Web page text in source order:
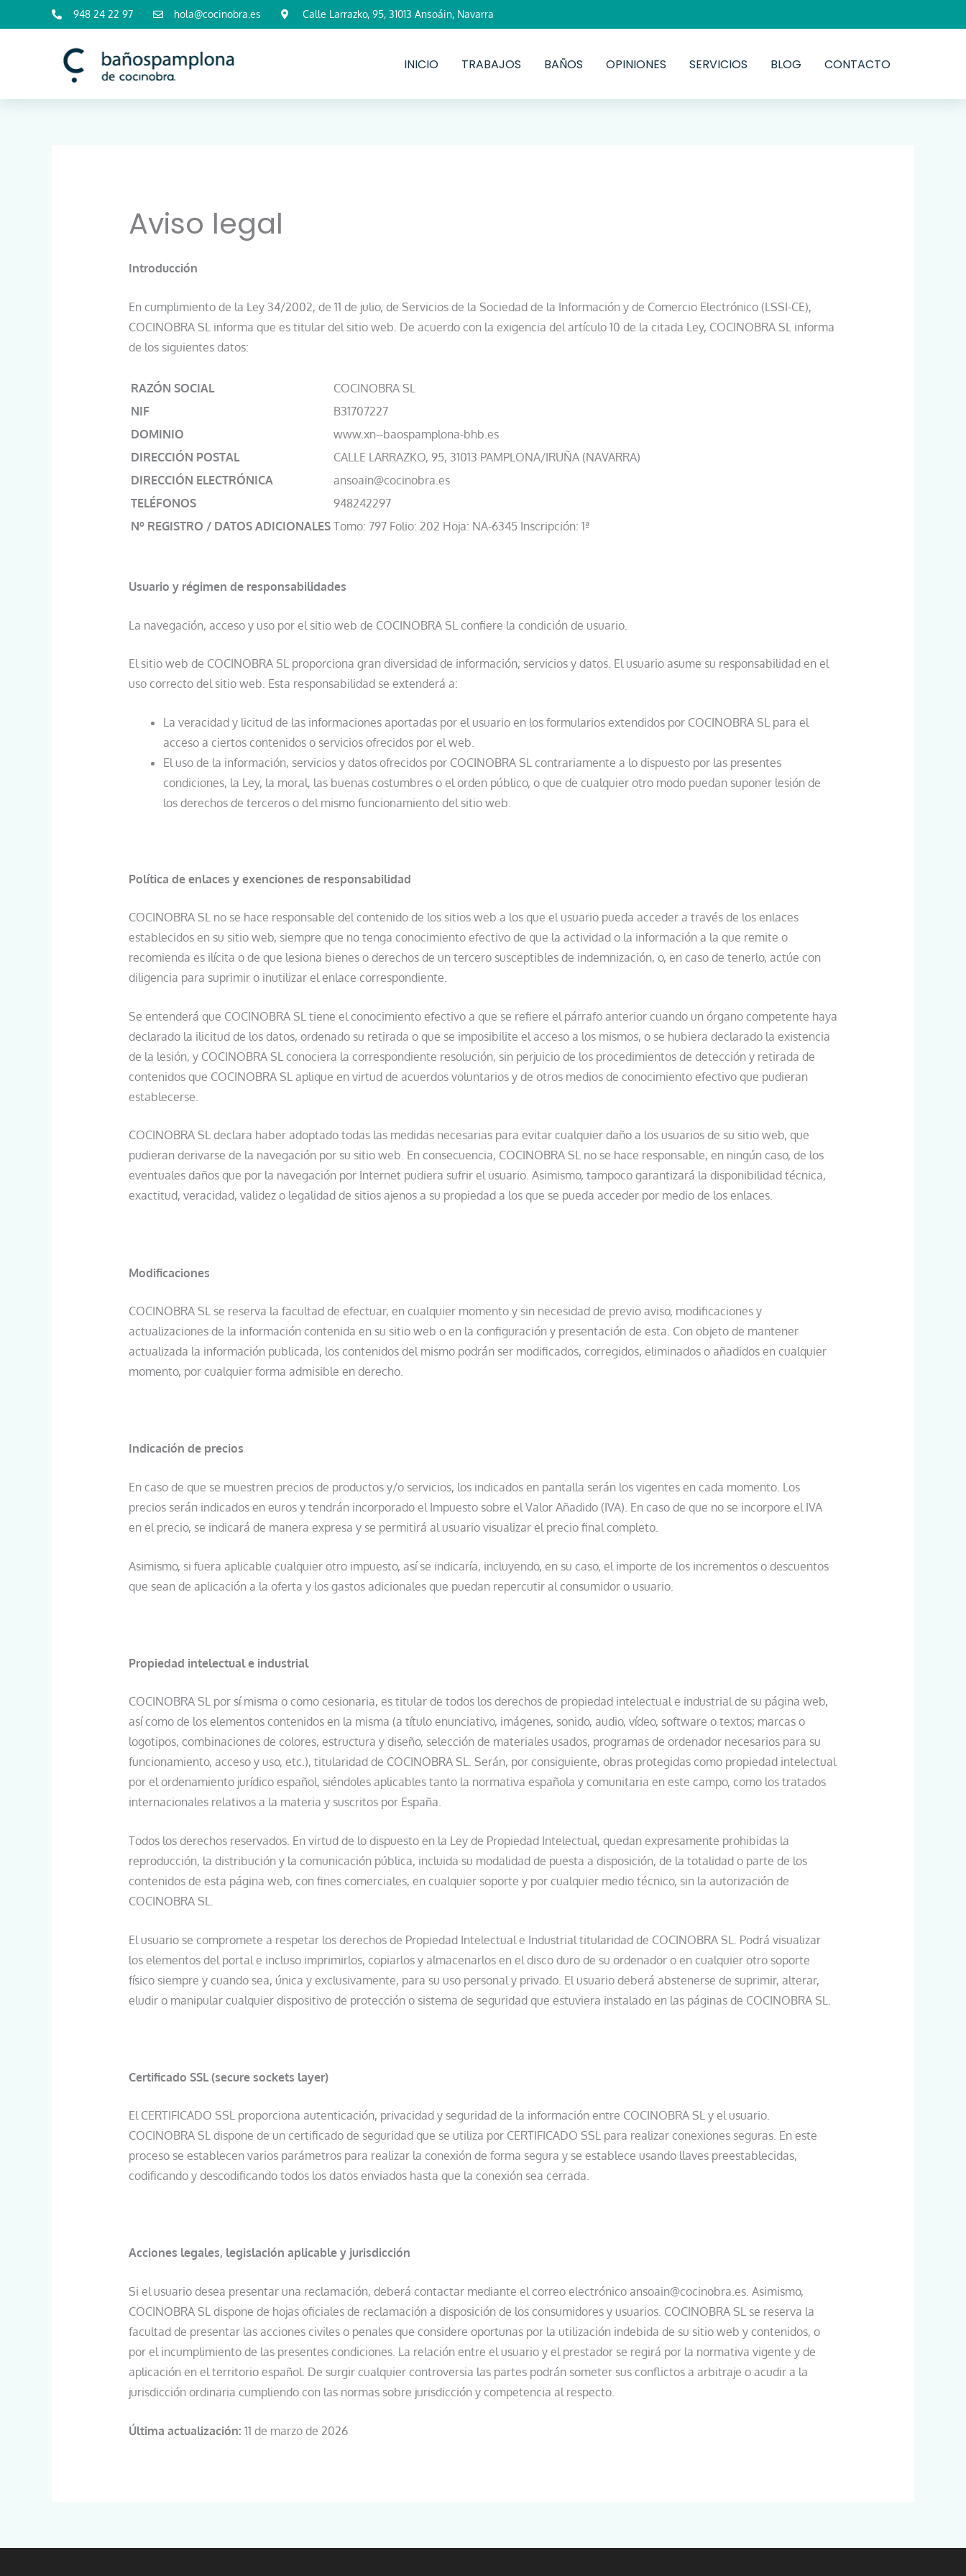
al
948 24 22 97 hola@cocinobra.es Calle Larrazko, 95, 31013 Ansoáin, Navarra
INICIO TRABAJOS BAÑOS OPINIONES SERVICIOS BLOG CONTACTO
Aviso legal
Introducción
En cumplimiento de la Ley 34/2002, de 11 de julio, de Servicios de la Sociedad de la Información y de Comercio Electrónico (LSSI-CE),
COCINOBRA SL informa que es titular del sitio web. De acuerdo con la exigencia del artículo 10 de la citada Ley, COCINOBRA SL informa
de los siguientes datos:
RAZÓN SOCIAL
COCINOBRA SL
NIF
B31707227
DOMINIO
www.xn--baospamplona-bhb.es
DIRECCIÓN POSTAL
CALLE LARRAZKO, 95, 31013 PAMPLONA/IRUÑA (NAVARRA)
DIRECCIÓN ELECTRÓNICA
ansoain@cocinobra.es
TELÉFONOS
948242297
Nº REGISTRO / DATOS ADICIONALES Tomo: 797 Folio: 202 Hoja: NA-6345 Inscripción: 1ª
Usuario y régimen de responsabilidades
La navegación, acceso y uso por el sitio web de COCINOBRA SL confiere la condición de usuario.
El sitio web de COCINOBRA SL proporciona gran diversidad de información, servicios y datos. El usuario asume su responsabilidad en el
uso correcto del sitio web. Esta responsabilidad se extenderá a:
La veracidad y licitud de las informaciones aportadas por el usuario en los formularios extendidos por COCINOBRA SL para el
acceso a ciertos contenidos o servicios ofrecidos por el web.
El uso de la información, servicios y datos ofrecidos por COCINOBRA SL contrariamente a lo dispuesto por las presentes
condiciones, la Ley, la moral, las buenas costumbres o el orden público, o que de cualquier otro modo puedan suponer lesión de
los derechos de terceros o del mismo funcionamiento del sitio web.
Política de enlaces y exenciones de responsabilidad
COCINOBRA SL no se hace responsable del contenido de los sitios web a los que el usuario pueda acceder a través de los enlaces
establecidos en su sitio web, siempre que no tenga conocimiento efectivo de que la actividad o la información a la que remite o
recomienda es ilícita o de que lesiona bienes o derechos de un tercero susceptibles de indemnización, o, en caso de tenerlo, actúe con
diligencia para suprimir o inutilizar el enlace correspondiente.
Se entenderá que COCINOBRA SL tiene el conocimiento efectivo a que se refiere el párrafo anterior cuando un órgano competente haya
declarado la ilicitud de los datos, ordenado su retirada o que se imposibilite el acceso a los mismos, o se hubiera declarado la existencia
de la lesión, y COCINOBRA SL conociera la correspondiente resolución, sin perjuicio de los procedimientos de detección y retirada de
contenidos que COCINOBRA SL aplique en virtud de acuerdos voluntarios y de otros medios de conocimiento efectivo que pudieran
establecerse.
COCINOBRA SL declara haber adoptado todas las medidas necesarias para evitar cualquier daño a los usuarios de su sitio web, que
pudieran derivarse de la navegación por su sitio web. En consecuencia, COCINOBRA SL no se hace responsable, en ningún caso, de los
eventuales daños que por la navegación por Internet pudiera sufrir el usuario. Asimismo, tampoco garantizará la disponibilidad técnica,
exactitud, veracidad, validez o legalidad de sitios ajenos a su propiedad a los que se pueda acceder por medio de los enlaces.
Modificaciones
COCINOBRA SL se reserva la facultad de efectuar, en cualquier momento y sin necesidad de previo aviso, modificaciones y
actualizaciones de la información contenida en su sitio web o en la configuración y presentación de esta. Con objeto de mantener
actualizada la información publicada, los contenidos del mismo podrán ser modificados, corregidos, eliminados o añadidos en cualquier
momento, por cualquier forma admisible en derecho.
Indicación de precios
En caso de que se muestren precios de productos y/o servicios, los indicados en pantalla serán los vigentes en cada momento. Los
precios serán indicados en euros y tendrán incorporado el Impuesto sobre el Valor Añadido (IVA). En caso de que no se incorpore el IVA
en el precio, se indicará de manera expresa y se permitirá al usuario visualizar el precio final completo.
Asimismo, si fuera aplicable cualquier otro impuesto, así se indicaría, incluyendo, en su caso, el importe de los incrementos o descuentos
que sean de aplicación a la oferta y los gastos adicionales que puedan repercutir al consumidor o usuario.
Propiedad intelectual e industrial
COCINOBRA SL por sí misma o como cesionaria, es titular de todos los derechos de propiedad intelectual e industrial de su página web,
así como de los elementos contenidos en la misma (a título enunciativo, imágenes, sonido, audio, vídeo, software o textos; marcas o
logotipos, combinaciones de colores, estructura y diseño, selección de materiales usados, programas de ordenador necesarios para su
funcionamiento, acceso y uso, etc.), titularidad de COCINOBRA SL. Serán, por consiguiente, obras protegidas como propiedad intelectual
por el ordenamiento jurídico español, siéndoles aplicables tanto la normativa española y comunitaria en este campo, como los tratados
internacionales relativos a la materia y suscritos por España.
Todos los derechos reservados. En virtud de lo dispuesto en la Ley de Propiedad Intelectual, quedan expresamente prohibidas la
reproducción, la distribución y la comunicación pública, incluida su modalidad de puesta a disposición, de la totalidad o parte de los
contenidos de esta página web, con fines comerciales, en cualquier soporte y por cualquier medio técnico, sin la autorización de
COCINOBRA SL.
El usuario se compromete a respetar los derechos de Propiedad Intelectual e Industrial titularidad de COCINOBRA SL. Podrá visualizar
los elementos del portal e incluso imprimirlos, copiarlos y almacenarlos en el disco duro de su ordenador o en cualquier otro soporte
físico siempre y cuando sea, única y exclusivamente, para su uso personal y privado. El usuario deberá abstenerse de suprimir, alterar,
eludir o manipular cualquier dispositivo de protección o sistema de seguridad que estuviera instalado en las páginas de COCINOBRA SL.
Certificado SSL (secure sockets layer)
El CERTIFICADO SSL proporciona autenticación, privacidad y seguridad de la información entre COCINOBRA SL y el usuario.
COCINOBRA SL dispone de un certificado de seguridad que se utiliza por CERTIFICADO SSL para realizar conexiones seguras. En este
proceso se establecen varios parámetros para realizar la conexión de forma segura y se establece usando llaves preestablecidas,
codificando y descodificando todos los datos enviados hasta que la conexión sea cerrada.
Acciones legales, legislación aplicable y jurisdicción
Si el usuario desea presentar una reclamación, deberá contactar mediante el correo electrónico ansoain@cocinobra.es. Asimismo,
COCINOBRA SL dispone de hojas oficiales de reclamación a disposición de los consumidores y usuarios. COCINOBRA SL se reserva la
facultad de presentar las acciones civiles o penales que considere oportunas por la utilización indebida de su sitio web y contenidos, o
por el incumplimiento de las presentes condiciones. La relación entre el usuario y el prestador se regirá por la normativa vigente y de
aplicación en el territorio español. De surgir cualquier controversia las partes podrán someter sus conflictos a arbitraje o acudir a la
jurisdicción ordinaria cumpliendo con las normas sobre jurisdicción y competencia al respecto.
Última actualización: 11 de marzo de 2026